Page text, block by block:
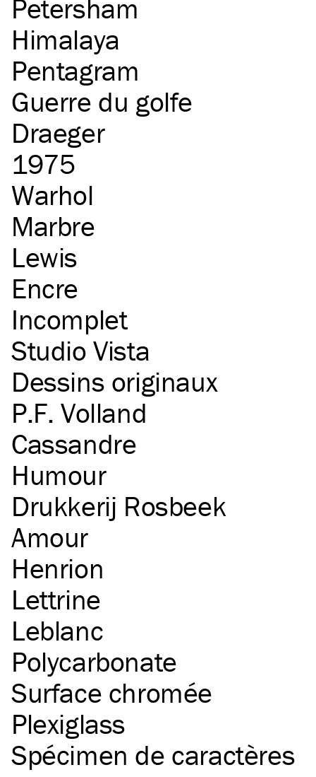
Petersham
Himalaya
Pentagram
Guerre du golfe
Draeger
1975
Warhol
Marbre
Lewis
Encre
Incomplet
Studio Vista
Dessins originaux
P.F. Volland
Cassandre
Humour
Drukkerij Rosbeek
Amour
Henrion
Lettrine
Leblanc
Polycarbonate
Surface chromée
Plexiglass
Spécimen de caractères